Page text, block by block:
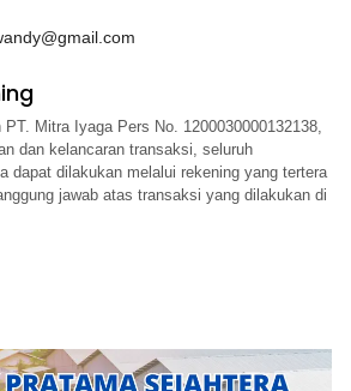
Mitra Iyaga Pers No. 1200030000132138,
dan kelancaran transaksi, seluruh
dapat dilakukan melalui rekening yang tertera
jawab atas transaksi yang dilakukan di